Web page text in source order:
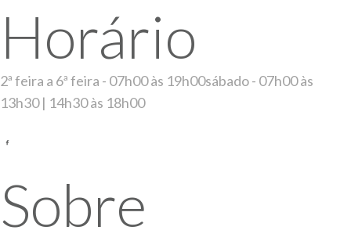
Horário
2ª feira a 6ª feira - 07h00 às 19h00sábado - 07h00 às
13h30 | 14h30 às 18h00
Sobre